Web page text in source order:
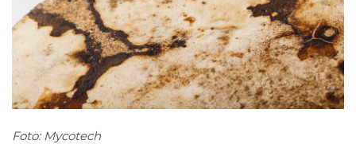
Foto: Mycotech